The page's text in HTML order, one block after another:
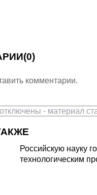
(0)
комментарии.
- материал
Российскую науку
технологическим